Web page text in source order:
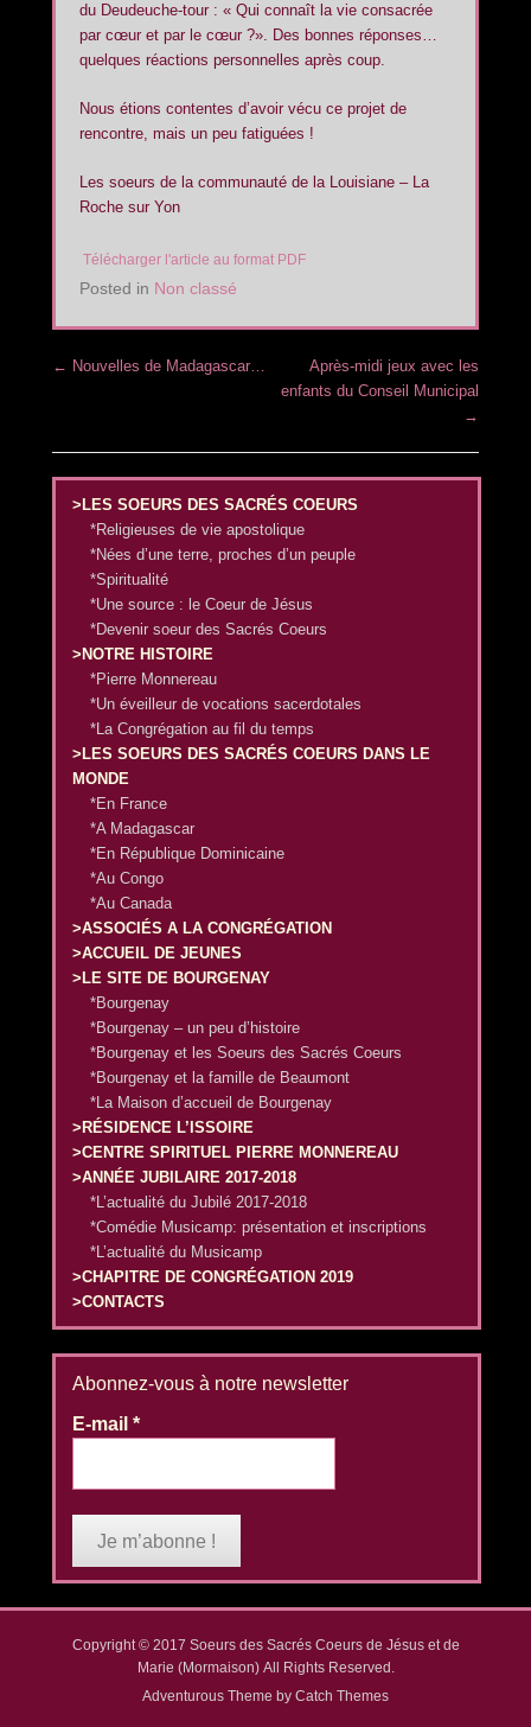
du Deudeuche-tour : « Qui connaît la vie consacrée
par cœur et par le cœur ?». Des bonnes réponses…
quelques réactions personnelles après coup.
Nous étions contentes d’avoir vécu ce projet de
rencontre, mais un peu fatiguées !
Les soeurs de la communauté de la Louisiane – La
Roche sur Yon
Télécharger l'article au format PDF
Posted in Non classé
Post navigation
← Nouvelles de Madagascar…
Après-midi jeux avec les
enfants du Conseil Municipal
→
>LES SOEURS DES SACRÉS COEURS
*Religieuses de vie apostolique
*Nées d’une terre, proches d’un peuple
*Spiritualité
*Une source : le Coeur de Jésus
*Devenir soeur des Sacrés Coeurs
>NOTRE HISTOIRE
*Pierre Monnereau
*Un éveilleur de vocations sacerdotales
*La Congrégation au fil du temps
>LES SOEURS DES SACRÉS COEURS DANS LE
MONDE
*En France
*A Madagascar
*En République Dominicaine
*Au Congo
*Au Canada
>ASSOCIÉS A LA CONGRÉGATION
>ACCUEIL DE JEUNES
>LE SITE DE BOURGENAY
*Bourgenay
*Bourgenay – un peu d’histoire
*Bourgenay et les Soeurs des Sacrés Coeurs
*Bourgenay et la famille de Beaumont
*La Maison d’accueil de Bourgenay
>RÉSIDENCE L’ISSOIRE
>CENTRE SPIRITUEL PIERRE MONNEREAU
>ANNÉE JUBILAIRE 2017-2018
*L’actualité du Jubilé 2017-2018
*Comédie Musicamp: présentation et inscriptions
*L’actualité du Musicamp
>CHAPITRE DE CONGRÉGATION 2019
>CONTACTS
Abonnez-vous à notre newsletter
E-mail*
Copyright © 2017 Soeurs des Sacrés Coeurs de Jésus et de
Marie (Mormaison)All Rights Reserved.
Adventurous Theme by Catch Themes